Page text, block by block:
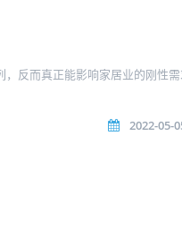
反而真正能影响家居业的刚性
2022-05-